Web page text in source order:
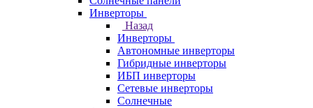
Инверторы
Назад
Инверторы
Автономные инверторы
Гибридные инверторы
ИБП инверторы
Сетевые инверторы
Солнечные